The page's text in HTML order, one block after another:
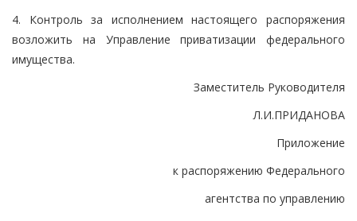
4. Контроль за исполнением настоящего распоряжения
возложить на Управление приватизации федерального
имущества.
Заместитель Руководителя
Л.И.ПРИДАНОВА
Приложение
к распоряжению Федерального
агентства по управлению